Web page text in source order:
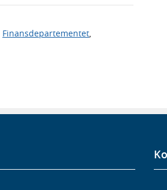
Finansdepartementet,